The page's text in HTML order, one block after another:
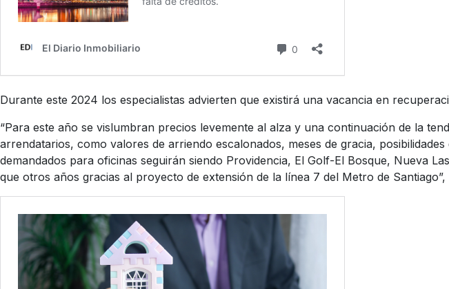
Durante este 2024 los especialistas advierten que existirá una vacancia en
“Para este año se vislumbran precios levemente al alza y una continuación de la
arrendatarios, como valores de arriendo escalonados, meses de gracia,
demandados para oficinas seguirán siendo Providencia, El Golf-El Bosque, Nueva
que otros años gracias al proyecto de extensión de la línea 7 del Metro de